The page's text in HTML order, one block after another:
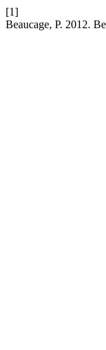
[1]
Beaucage, P. 2012.